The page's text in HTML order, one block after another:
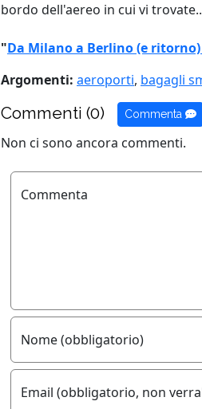
bordo dell'aereo in cui vi
"Da Milano a Berlino (e
Argomenti: aeroporti, bagagli
Commenti (0) Commenta
Non ci sono ancora commenti.
Commenta
Nome (obbligatorio)
Email (obbligatorio, non